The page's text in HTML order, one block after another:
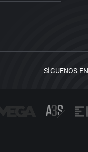
SÍGUENOS EN